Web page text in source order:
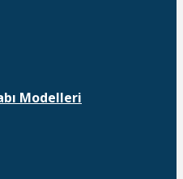
Modelleri